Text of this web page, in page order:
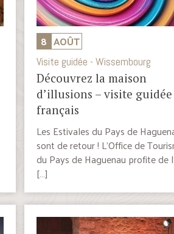
8 AOÛT
Visite guidée - Wissembourg
Découvrez la maison
d’illusions – visite guidée
français
Les Estivales du Pays de
sont de retour ! L’Office de
du Pays de Haguenau profite de
[…]